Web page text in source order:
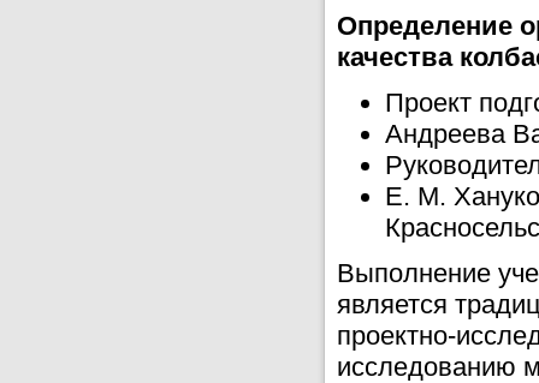
Определение
качества
Проект
Андреева
Е. М.
Выполнение
является
проектно-
исследованию